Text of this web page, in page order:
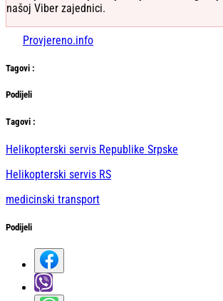
našoj Viber zajednici.
Provjereno.info
Tagovi :
Podijeli
Тagovi :
Helikopterski servis Republike Srpske
Helikopterski servis RS
medicinski transport
Podijeli